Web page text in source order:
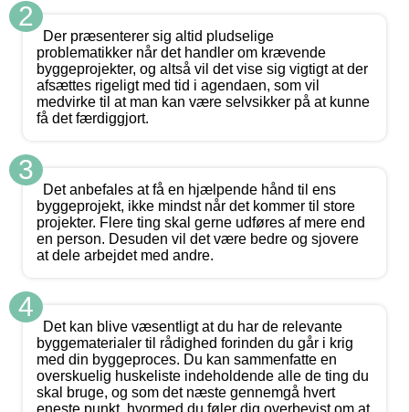
2
Der præsenterer sig altid pludselige
problematikker når det handler om krævende
byggeprojekter, og altså vil det vise sig vigtigt at der
afsættes rigeligt med tid i agendaen, som vil
medvirke til at man kan være selvsikker på at kunne
få det færdiggjort.
3
Det anbefales at få en hjælpende hånd til ens
byggeprojekt, ikke mindst når det kommer til store
projekter. Flere ting skal gerne udføres af mere end
en person. Desuden vil det være bedre og sjovere
at dele arbejdet med andre.
4
Det kan blive væsentligt at du har de relevante
byggematerialer til rådighed forinden du går i krig
med din byggeproces. Du kan sammenfatte en
overskuelig huskeliste indeholdende alle de ting du
skal bruge, og som det næste gennemgå hvert